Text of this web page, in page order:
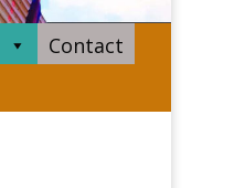
Contact